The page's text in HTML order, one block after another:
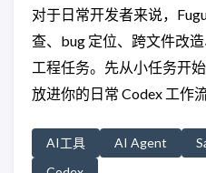
对于日常开发者来说，
查、bug 定位、跨文件改
工程任务。先从小任务开
放进你的日常 Codex 工作流
AI工具 AI Agent